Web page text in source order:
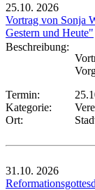
25.10. 2026
Vortrag von Sonja
Gestern und Heute"
Beschreibung:
Termin:
Kategorie:
Ort:
31.10. 2026